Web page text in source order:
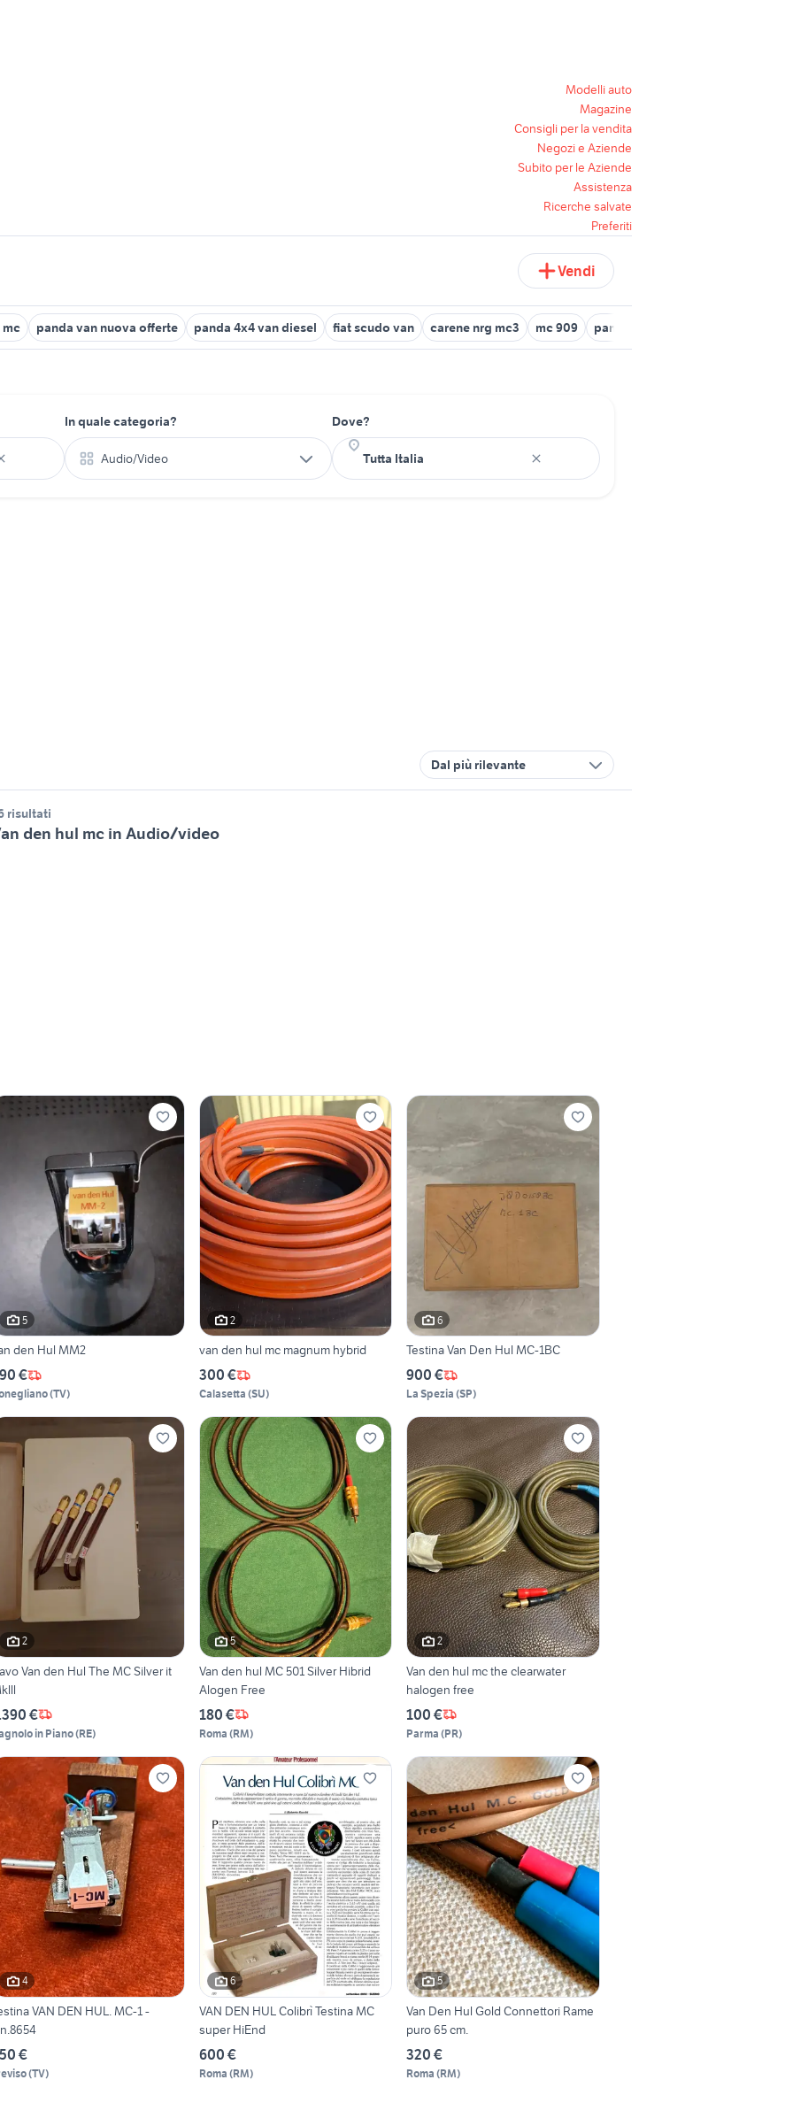
Modelli auto
Magazine
Consigli per la vendita
Negozi e Aziende
Subito per le Aziende
Assistenza
Ricerche salvate
Preferiti
Vendi
panda van nuova offerte panda 4x4 van diesel fiat scudo van carene nrg mc3 mc 909 panda van in abruzzo
In quale categoria?
Audio/Video
Dove?
Dal più rilevante
risultati
den hul mc in Audio/video
5
den Hul MM2
€
(TV)
2
van den hul mc magnum hybrid
300 €
Calasetta (SU)
6
Testina Van Den Hul MC-1BC
900 €
La Spezia (SP)
2
Van den Hul The MC Silver it
€
in Piano(RE)
5
Van den hul MC 501 Silver Hibrid
Alogen Free
180 €
Roma (RM)
2
Van den hul mc the clearwater
halogen free
100 €
Parma (PR)
4
VAN DEN HUL. MC-1 -
€
(TV)
6
VAN DEN HUL Colibrì Testina MC
super HiEnd
600 €
Roma (RM)
5
Van Den Hul Gold Connettori Rame
puro 65 cm.
320 €
Roma (RM)